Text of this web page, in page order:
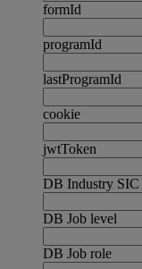
formId
programId
lastProgramId
cookie
jwtToken
DB Industry
DB Job level
DB Job role